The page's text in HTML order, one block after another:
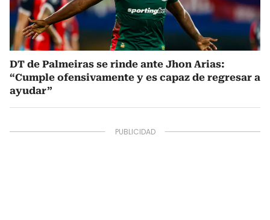
DT de Palmeiras se rinde ante Jhon Arias:
“Cumple ofensivamente y es capaz de regresar a
ayudar”